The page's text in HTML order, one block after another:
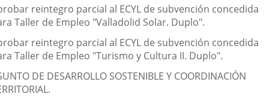
reintegro parcial al ECYL de subvención concedida
Taller de Empleo "Valladolid Solar. Duplo".
reintegro parcial al ECYL de subvención concedida
Taller de Empleo "Turismo y Cultura II. Duplo".
DE DESARROLLO SOSTENIBLE Y COORDINACIÓN